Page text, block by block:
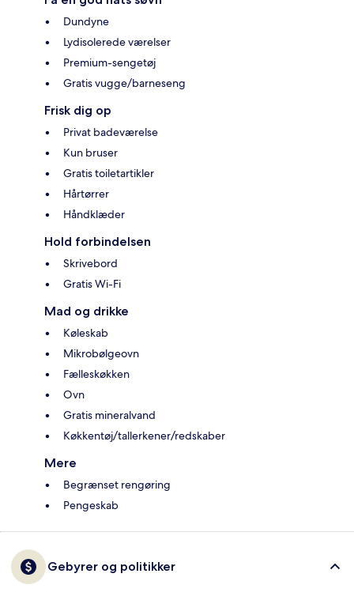
Dundyne
Lydisolerede værelser
Premium-sengetøj
Gratis vugge/barneseng
Frisk dig op
Privat badeværelse
Kun bruser
Gratis toiletartikler
Hårtørrer
Håndklæder
Hold forbindelsen
Skrivebord
Gratis Wi-Fi
Mad og drikke
Køleskab
Mikrobølgeovn
Fælleskøkken
Ovn
Gratis mineralvand
Køkkentøj/tallerkener/redskaber
Mere
Begrænset rengøring
Pengeskab
Gebyrer og politikker